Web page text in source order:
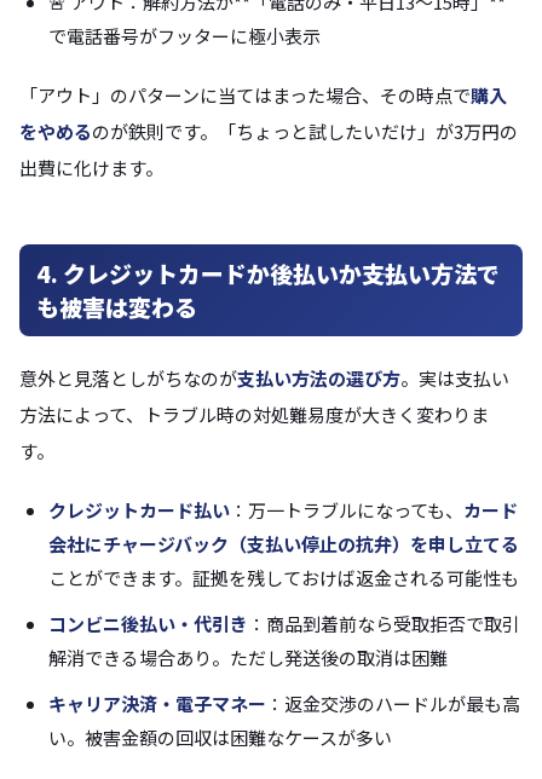
で電話番号がフッターに極小表示
「アウト」のパターンに当てはまった場合、その時点で購入
をやめるのが鉄則です。「ちょっと試したいだけ」が3万円の
出費に化けます。
4. クレジットカードか後払いか――支払い方法で
も被害は変わる
意外と見落としがちなのが支払い方法の選び方。実は支払い
方法によって、トラブル時の対処難易度が大きく変わりま
す。
クレジットカード払い ：万一トラブルになっても、 カード
会社にチャージバック（支払い停止の抗弁）を申し立てる
ことができます。証拠を残しておけば返金される可能性も
コンビニ後払い・代引き ：商品到着前なら受取拒否で取引
解消できる場合あり。ただし発送後の取消は困難
キャリア決済・電子マネー ：返金交渉のハードルが最も高
い。被害金額の回収は困難なケースが多い